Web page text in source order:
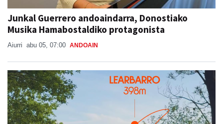
Junkal Guerrero andoaindarra, Donostiako
Musika Hamabostaldiko protagonista
Aiurri abu 05, 07:00 ANDOAIN